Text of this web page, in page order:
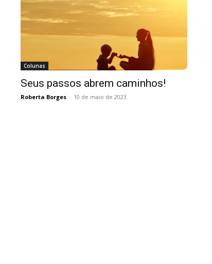
Colunas
Seus passos abrem caminhos!
Roberta Borges - 10 de maio de 2023